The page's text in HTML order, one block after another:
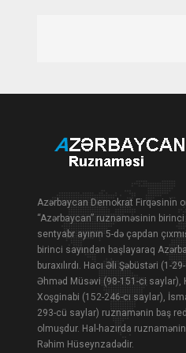
Azərbaycan Demokrat Firqəsinin
“Azərbaycan” ruznaməsinin birinci
sentyabr ayının 5-də çapdan
birinci sayından başlayaraq
buraxılırdı. Hacı Əli Şəbüstəri (1-
Əhməd Müsəvi (98-151-ci saylar),
Xoşginabi (152-246-cı saylar),
293-cü saylar) ruznamənin baş
olmuşdur. Hal-hazırda
Rəhim Hüseynzadədir.